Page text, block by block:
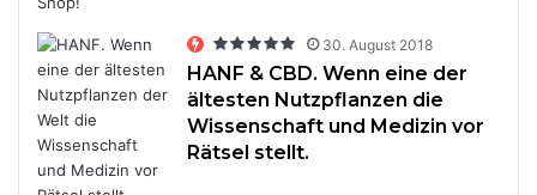
30. August 2018
HANF & CBD. Wenn eine der
ältesten Nutzpflanzen die
Wissenschaft und Medizin vor
Rätsel stellt.